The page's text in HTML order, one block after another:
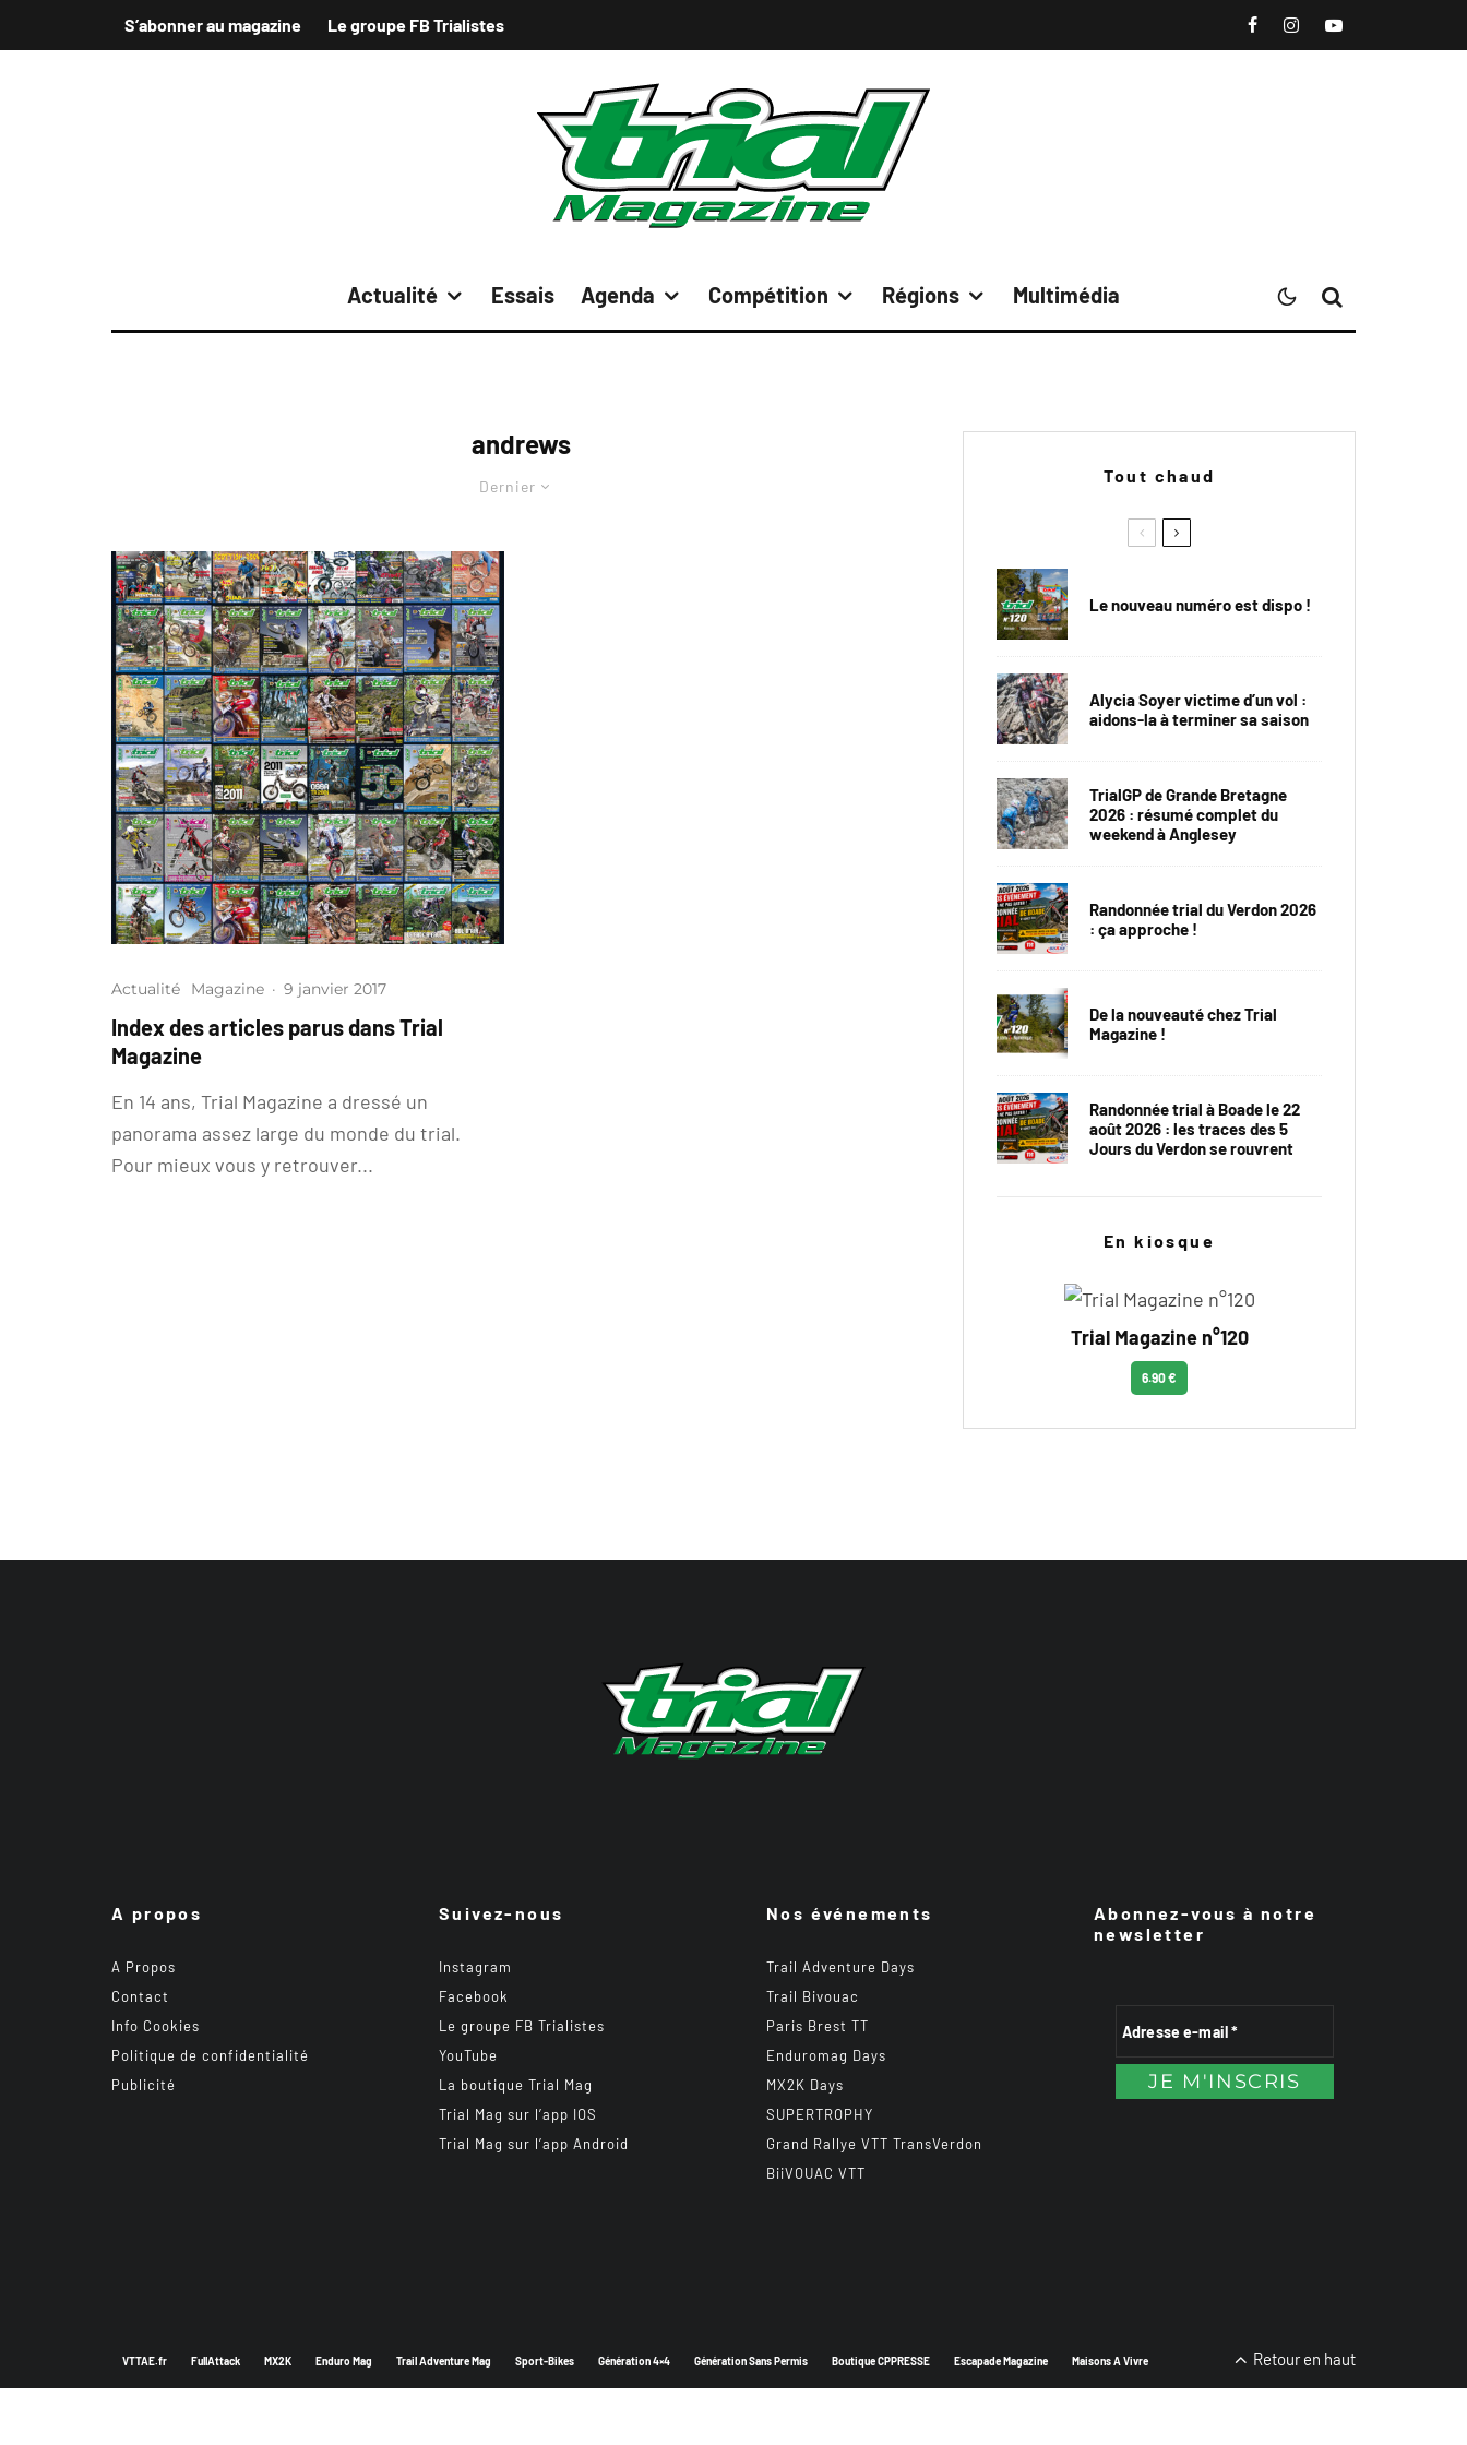
S’abonner au magazine Le groupe FB Trialistes
Actualité Essais Agenda Compétition Régions Multimédia
andrews
Dernier
Actualité Magazine · 9 janvier 2017
Index des articles parus dans Trial
Magazine
En 14 ans, Trial Magazine a dressé un
panorama assez large du monde du trial.
Pour mieux vous y retrouver...
Tout chaud
Le nouveau numéro est dispo !
Alycia Soyer victime d’un vol :
aidons-la à terminer sa saison
TrialGP de Grande Bretagne
2026 : résumé complet du
weekend à Anglesey
Randonnée trial du Verdon 2026
: ça approche !
De la nouveauté chez Trial
Magazine !
Randonnée trial à Boade le 22
août 2026 : les traces des 5
Jours du Verdon se rouvrent
En kiosque
Trial Magazine n°120
6.90 €
A propos
A Propos
Contact
Info Cookies
Politique de confidentialité
Publicité
Suivez-nous
Instagram
Facebook
Le groupe FB Trialistes
YouTube
La boutique Trial Mag
Trial Mag sur l’app IOS
Trial Mag sur l’app Android
Nos événements
Trail Adventure Days
Trail Bivouac
Paris Brest TT
Enduromag Days
MX2K Days
SUPERTROPHY
Grand Rallye VTT TransVerdon
BiiVOUAC VTT
Abonnez-vous à notre
newsletter
VTTAE.fr FullAttack MX2K Enduro Mag Trail Adventure Mag Sport-Bikes Génération 4×4 Génération Sans Permis Boutique CPPRESSE Escapade Magazine Maisons A Vivre Retour en haut